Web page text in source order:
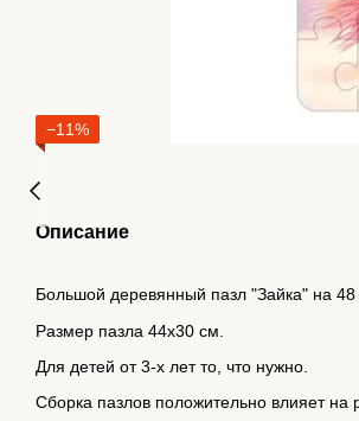
−11%
Описание
Большой деревянный пазл "Зайка" на 48
Размер пазла 44х30 см.
Для детей от 3-х лет то, что нужно.
Сборка пазлов положительно влияет на